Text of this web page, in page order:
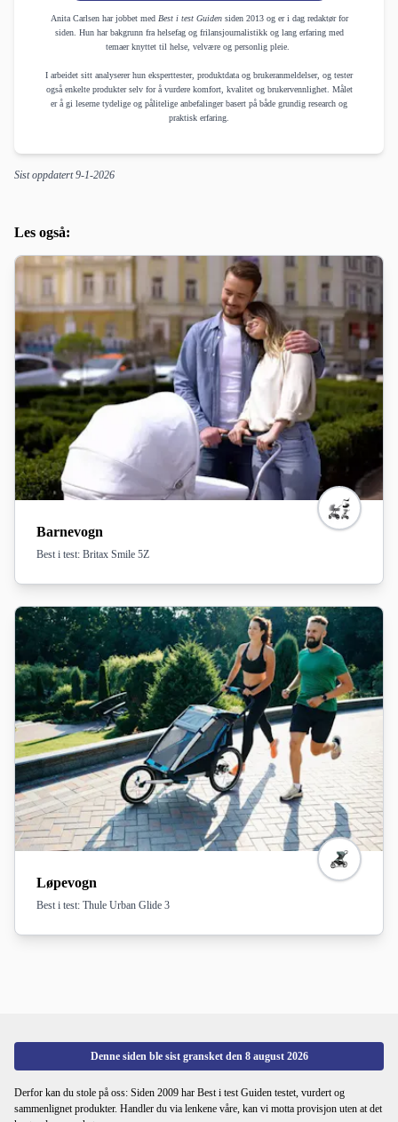
Anita Carlsen har jobbet med Best i test Guidensiden 2013 og er i dag redaktør for
siden. Hun har bakgrunn fra helsefag og frilansjournalistikk og lang erfaring med
temaer knyttet til helse, velvære og personlig pleie.
I arbeidet sitt analyserer hun eksperttester, produktdata og brukeranmeldelser, og tester
også enkelte produkter selv for å vurdere komfort, kvalitet og brukervennlighet. Målet
er å gi leserne tydelige og pålitelige anbefalinger basert på både grundig research og
praktisk erfaring.
Sist oppdatert9-1-2026
Les også:
Barnevogn
Best i test: Britax Smile 5Z
Løpevogn
Best i test: Thule Urban Glide 3
Denne siden ble sist gransket den 8 august 2026
Derfor kan du stole på oss: Siden 2009 har Best i test Guiden testet, vurdert og
sammenlignet produkter. Handler du via lenkene våre, kan vi motta provisjon uten at det